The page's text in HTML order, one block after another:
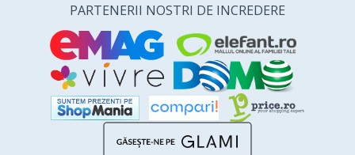
PARTENERII NOSTRI DE INCREDERE